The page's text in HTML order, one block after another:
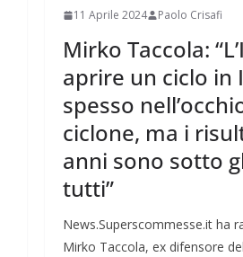
11 Aprile 2024 Paolo Crisafi
Mirko Taccola:
aprire un ciclo in
spesso
ciclone, ma i
anni sono sotto
tutti”
News.Superscommesse.it ha
Mirko Taccola, ex difensore